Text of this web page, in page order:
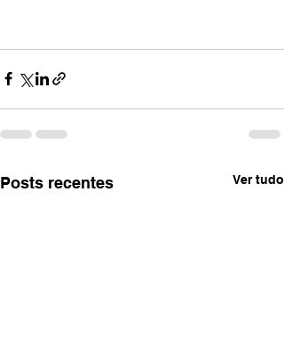
Posts recentes Ver tudo